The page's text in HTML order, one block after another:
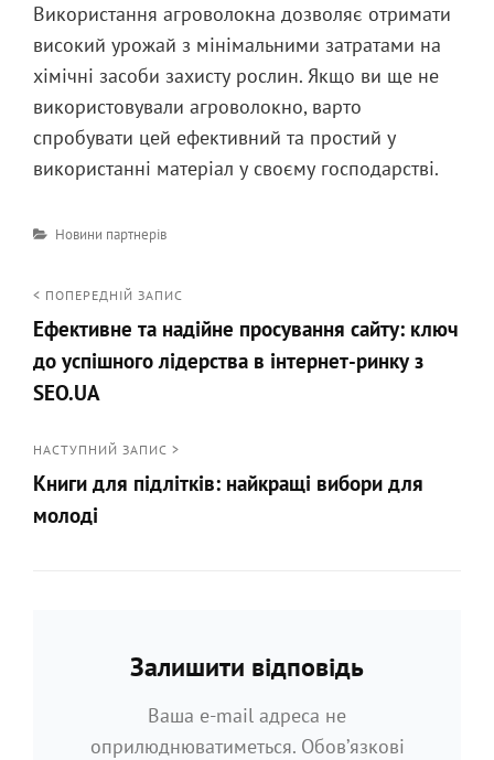
Використання агроволокна дозволяє отримати
високий урожай з мінімальними затратами на
хімічні засоби захисту рослин. Якщо ви ще не
використовували агроволокно, варто
спробувати цей ефективний та простий у
використанні матеріал у своєму господарстві.
Категорії
Новини партнерів
Навігація
записів
< ПОПЕРЕДНІЙ ЗАПИС
Ефективне та надійне просування сайту: ключ
до успішного лідерства в інтернет-ринку з
SEO.UA
Попередній
запис
НАСТУПНИЙ ЗАПИС >
Книги для підлітків: найкращі вибори для
молоді
Залишити відповідь
Ваша e-mail адреса не
оприлюднюватиметься. Обов’язкові